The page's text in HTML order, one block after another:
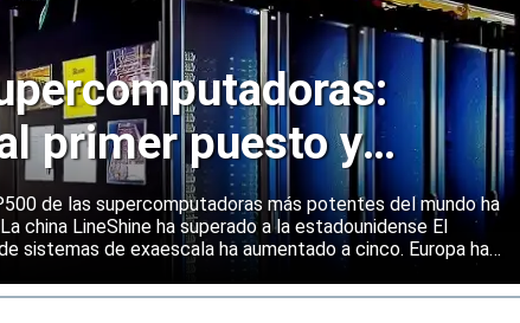
primer puesto y
una posición sólida
de las supercomputadoras más potentes del mundo ha
china LineShine ha superado a la estadounidense El
sistemas de exaescala ha aumentado a cinco. Europa ha